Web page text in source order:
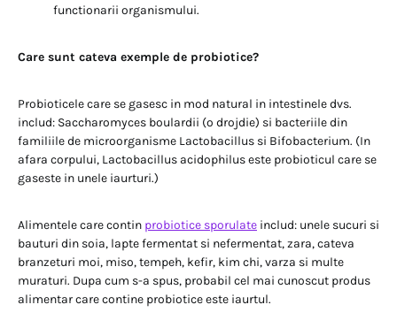
functionarii organismului.
Care sunt cateva exemple de probiotice?
Probioticele care se gasesc in mod natural in intestinele dvs.
includ: Saccharomyces boulardii (o drojdie) si bacteriile din
familiile de microorganisme Lactobacillus si Bifobacterium. (In
afara corpului, Lactobacillus acidophilus este probioticul care se
gaseste in unele iaurturi.)
Alimentele care contin probiotice sporulate includ: unele sucuri si
bauturi din soia, lapte fermentat si nefermentat, zara, cateva
branzeturi moi, miso, tempeh, kefir, kim chi, varza si multe
muraturi. Dupa cum s-a spus, probabil cel mai cunoscut produs
alimentar care contine probiotice este iaurtul.